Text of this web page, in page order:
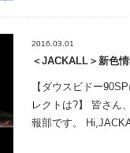
2016.03.01
＜JACKALL＞新色
【ダウスビドー
レクトは?】 皆さん
報部です。